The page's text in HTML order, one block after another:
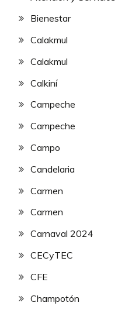
Bienestar
Calakmul
Calakmul
Calkiní
Campeche
Campeche
Campo
Candelaria
Carmen
Carmen
Carnaval 2024
CECyTEC
CFE
Champotón